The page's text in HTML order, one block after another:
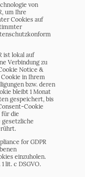
von
um Ihre
Cookies auf
ist lokal auf
Verbindung zu
Notice &
in Ihrem
bzw. deren
bleibt 1 Monat
gespeichert, bis
Cookie
die
gesetzliche
for GDPR
einzuholen.
lit. c DSGVO.